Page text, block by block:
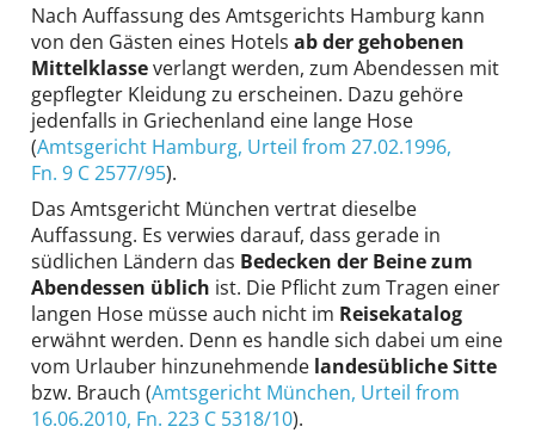
Nach Auffassung des Amtsgerichts Hamburg kann
von den Gästen eines Hotelsab der gehobenen
Mittelklasseverlangt werden, zum Abendessen mit
gepflegter Kleidung zu erscheinen. Dazu gehöre
jedenfalls in Griechenland eine lange Hose
(Amtsgericht Hamburg, Urteil from 27.02.1996,
Fn. 9 C 2577/95).
Das Amtsgericht München vertrat dieselbe
Auffassung. Es verwies darauf, dass gerade in
südlichen Ländern das Bedecken der Beine zum
Abendessen üblich ist. Die Pflicht zum Tragen einer
langen Hose müsse auch nicht im Reisekatalog
erwähnt werden. Denn es handle sich dabei um eine
vom Urlauber hinzunehmende landesübliche Sitte
bzw. Brauch (Amtsgericht München, Urteil from
16.06.2010, Fn. 223 C 5318/10).